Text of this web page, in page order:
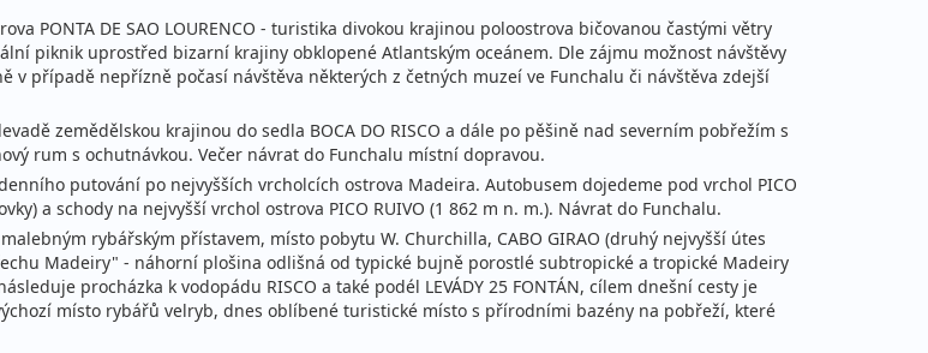
cena za 8 dní (7 nocí)
Podrobnosti
43 990 Kč
cena za 8 dní (7 nocí)
Podrobnosti
PONTA DE SAO LOURENCO - turistika divokou krajinou poloostrova bičovanou častými větry
piknik uprostřed bizarní krajiny obklopené Atlantským oceánem. Dle zájmu možnost návštěvy
v případě nepřízně počasí návštěva některých z četných muzeí ve Funchalu či návštěva zdejší
zemědělskou krajinou do sedla BOCA DO RISCO a dále po pěšině nad severním pobřežím s
rum s ochutnávkou. Večer návrat do Funchalu místní dopravou.
putování po nejvyšších vrcholcích ostrova Madeira. Autobusem dojedeme pod vrchol PICO
a schody na nejvyšší vrchol ostrova PICO RUIVO (1 862 m n. m.). Návrat do Funchalu.
rybářským přístavem, místo pobytu W. Churchilla, CABO GIRAO (druhý nejvyšší útes
Madeiry" - náhorní plošina odlišná od typické bujně porostlé subtropické a tropické Madeiry
procházka k vodopádu RISCO a také podél LEVÁDY 25 FONTÁN, cílem dnešní cesty je
místo rybářů velryb, dnes oblíbené turistické místo s přírodními bazény na pobřeží, které